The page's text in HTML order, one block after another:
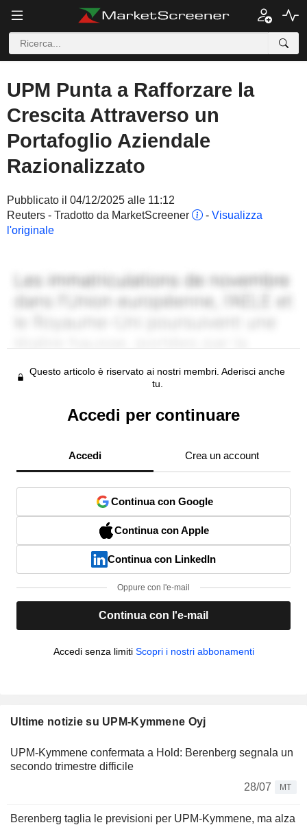
UPM Punta a Rafforzare la
Crescita Attraverso un
Portafoglio Aziendale
Razionalizzato
Pubblicato il 04/12/2025 alle 11:12
Reuters - Tradotto da MarketScreener
- Visualizza
l'originale
Questo articolo è riservato ai nostri membri. Aderisci anche
tu.
Accedi per continuare
Accedi Crea un account
Continua con Google
Continua con Apple
Continua con LinkedIn
Oppure con l'e-mail
Continua con l'e-mail
Accedi senza limiti Scopri i nostri abbonamenti
Ultime notizie su UPM-Kymmene Oyj
UPM-Kymmene confermata a Hold: Berenberg segnala un
secondo trimestre difficile
28/07
MT
Berenberg taglia le previsioni per UPM-Kymmene, ma alza